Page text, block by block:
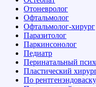
Отоневролог
Офтальмолог
Офтальмолог-хирург
Паразитолог
Паркинсонолог
Педиатр
Перинатальный
Пластический
По